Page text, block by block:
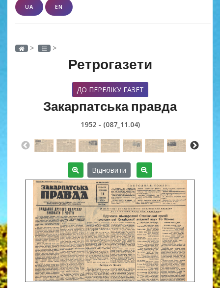
UA EN
> >
Ретрогазети
ДО ПЕРЕЛІКУ ГАЗЕТ
Закарпатська правда
1952 - (087_11.04)
Відновити